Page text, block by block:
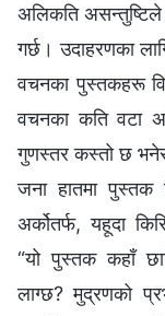
अलिकति असन्तुष्टिले
गर्छ। उदाहरणका
वचनका पुस्तकहरू
वचनका कति वटा
गुणस्तर कस्तो छ
जना हातमा पुस्तक
अर्कोतर्फ, यहूदा
“यो पुस्तक कहाँ
लाग्छ? मुद्रणको